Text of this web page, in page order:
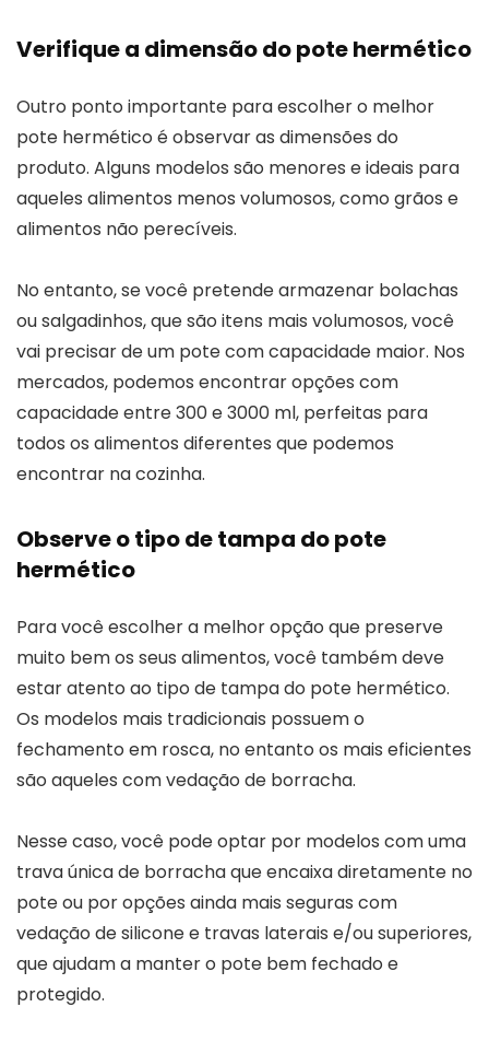
Verifique a dimensão do pote hermético
Outro ponto importante para escolher o melhor
pote hermético é observar as dimensões do
produto. Alguns modelos são menores e ideais para
aqueles alimentos menos volumosos, como grãos e
alimentos não perecíveis.
No entanto, se você pretende armazenar bolachas
ou salgadinhos, que são itens mais volumosos, você
vai precisar de um pote com capacidade maior. Nos
mercados, podemos encontrar opções com
capacidade entre 300 e 3000 ml, perfeitas para
todos os alimentos diferentes que podemos
encontrar na cozinha.
Observe o tipo de tampa do pote
hermético
Para você escolher a melhor opção que preserve
muito bem os seus alimentos, você também deve
estar atento ao tipo de tampa do pote hermético.
Os modelos mais tradicionais possuem o
fechamento em rosca, no entanto os mais eficientes
são aqueles com vedação de borracha.
Nesse caso, você pode optar por modelos com uma
trava única de borracha que encaixa diretamente no
pote ou por opções ainda mais seguras com
vedação de silicone e travas laterais e/ou superiores,
que ajudam a manter o pote bem fechado e
protegido.